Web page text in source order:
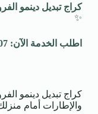
كراج تبديل دينمو
✨
اطلب الخدمة الآن: 96761607
والإطارات أمام